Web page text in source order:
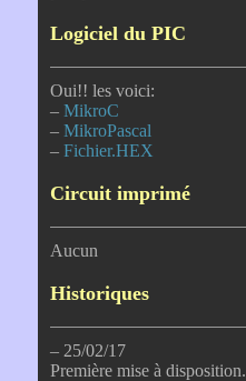
Logiciel du PIC
Oui!! les voici:
–MikroC
–MikroPascal
–Fichier.HEX
Circuit imprimé
Aucun
Historiques
– 25/02/17
Première mise à disposition.